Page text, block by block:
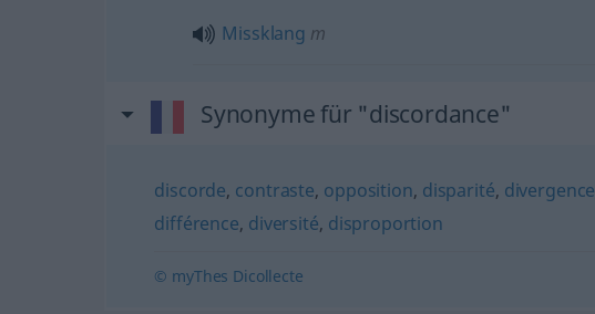
Missklang m
Synonyme für "discordance"
discorde, contraste, opposition, disparité, divergence
différence, diversité, disproportion
© myThes Dicollecte